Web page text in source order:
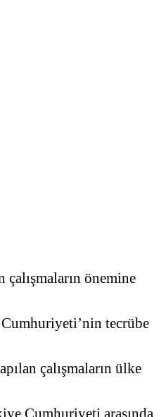
önemine
tecrübe
çalışmaların ülke
Cumhuriyeti arasında